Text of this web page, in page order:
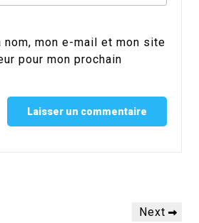
nom, mon e-mail et mon site
pour mon prochain
Next
Next